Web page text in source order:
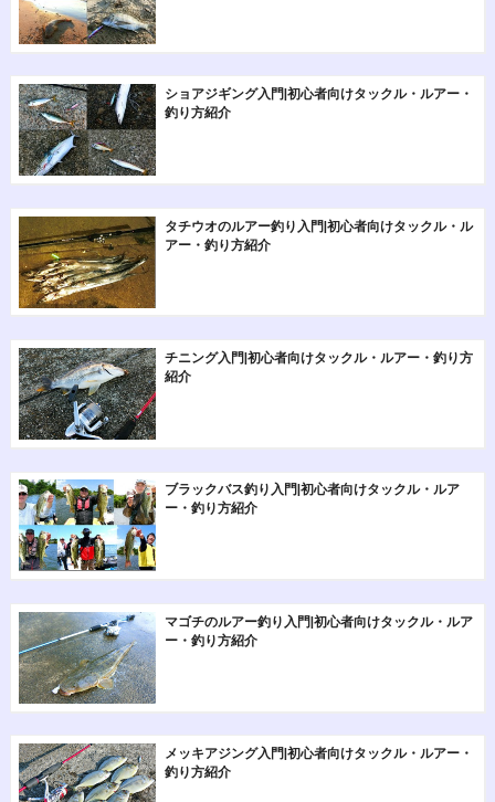
ショアジギング入門|初心者向けタックル・ルアー・
釣り方紹介
タチウオのルアー釣り入門|初心者向けタックル・ル
アー・釣り方紹介
チニング入門|初心者向けタックル・ルアー・釣り方
紹介
ブラックバス釣り入門|初心者向けタックル・ルア
ー・釣り方紹介
マゴチのルアー釣り入門|初心者向けタックル・ルア
ー・釣り方紹介
メッキアジング入門|初心者向けタックル・ルアー・
釣り方紹介